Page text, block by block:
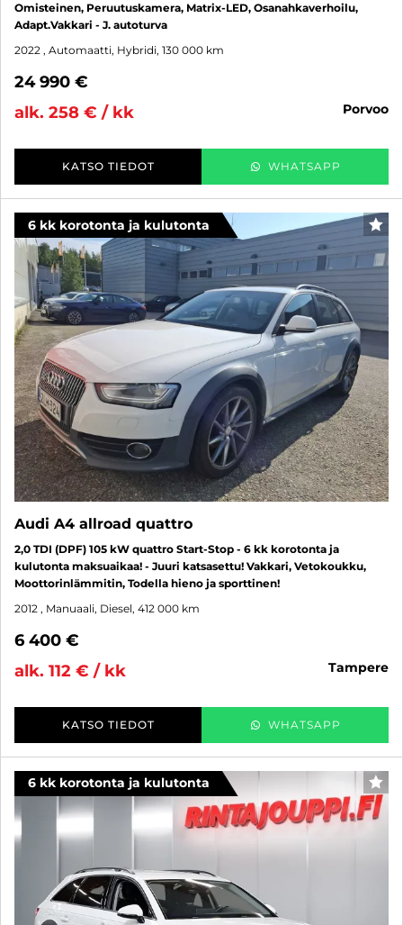
Omisteinen, Peruutuskamera, Matrix-LED, Osanahkaverhoilu,
Adapt.Vakkari - J. autoturva
2022 , Automaatti, Hybridi, 130 000 km
24 990 €
alk. 258 € / kk
porvoo
KATSO TIEDOT WHATSAPP
6 kk korotonta ja kulutonta
Audi A4 allroad quattro
2,0 TDI (DPF) 105 kW quattro Start-Stop - 6 kk korotonta ja
kulutonta maksuaikaa! - Juuri katsasettu! Vakkari, Vetokoukku,
Moottorinlämmitin, Todella hieno ja sporttinen!
2012 , Manuaali, Diesel, 412 000 km
6 400 €
alk. 112 € / kk
tampere
KATSO TIEDOT WHATSAPP
6 kk korotonta ja kulutonta